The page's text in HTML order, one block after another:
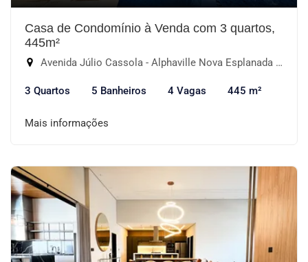
Casa de Condomínio à Venda com 3 quartos,
445m²
Avenida Júlio Cassola - Alphaville Nova Esplanada III, Votorantim-SP
3 Quartos 5 Banheiros 4 Vagas 445 m²
Mais informações